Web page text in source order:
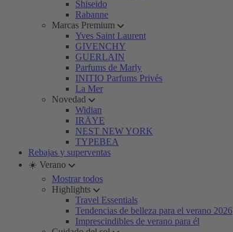
Shiseido
Rabanne
Marcas Premium
Yves Saint Laurent
GIVENCHY
GUERLAIN
Parfums de Marly
INITIO Parfums Privés
La Mer
Novedad
Widian
IRÄYE
NEST NEW YORK
TYPEBEA
Rebajas y superventas
☀️ Verano
Mostrar todos
Highlights
Travel Essentials
Tendencias de belleza para el verano 2026
Imprescindibles de verano para él